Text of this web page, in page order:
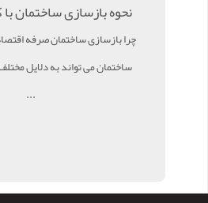
نحوه بازسازی ساختمان
چرا بازسازی ساختمان صرفه
ساختمان می تواند به دلایل
...